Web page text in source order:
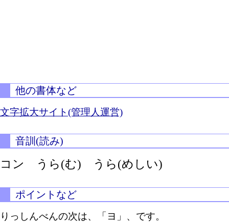
他の書体など
文字拡大サイト(管理人運営)
音訓(読み)
コン うら(む) うら(めしい)
ポイントなど
りっしんべんの次は、「ヨ」、です。